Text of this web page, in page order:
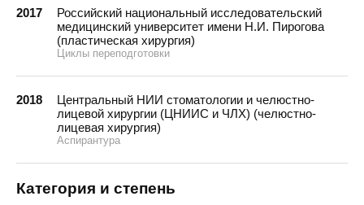
2017
Российский национальный исследовательский
медицинский университет имени Н.И. Пирогова
(пластическая хирургия)
Циклы переподготовки
2018
Центральный НИИ стоматологии и челюстно-
лицевой хирургии (ЦНИИС и ЧЛХ) (челюстно-
лицевая хирургия)
Аспирантура
Категория и степень